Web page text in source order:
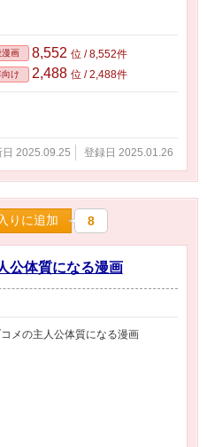
漫画 8,552 位 / 8,552件
け 2,488 位 / 2,488件
日 2025.09.25 登録日 2025.01.26
りに追加 8
公体質になる漫画
メの主人公体質になる漫画